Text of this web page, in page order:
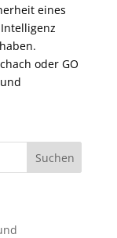
eines
oder GO